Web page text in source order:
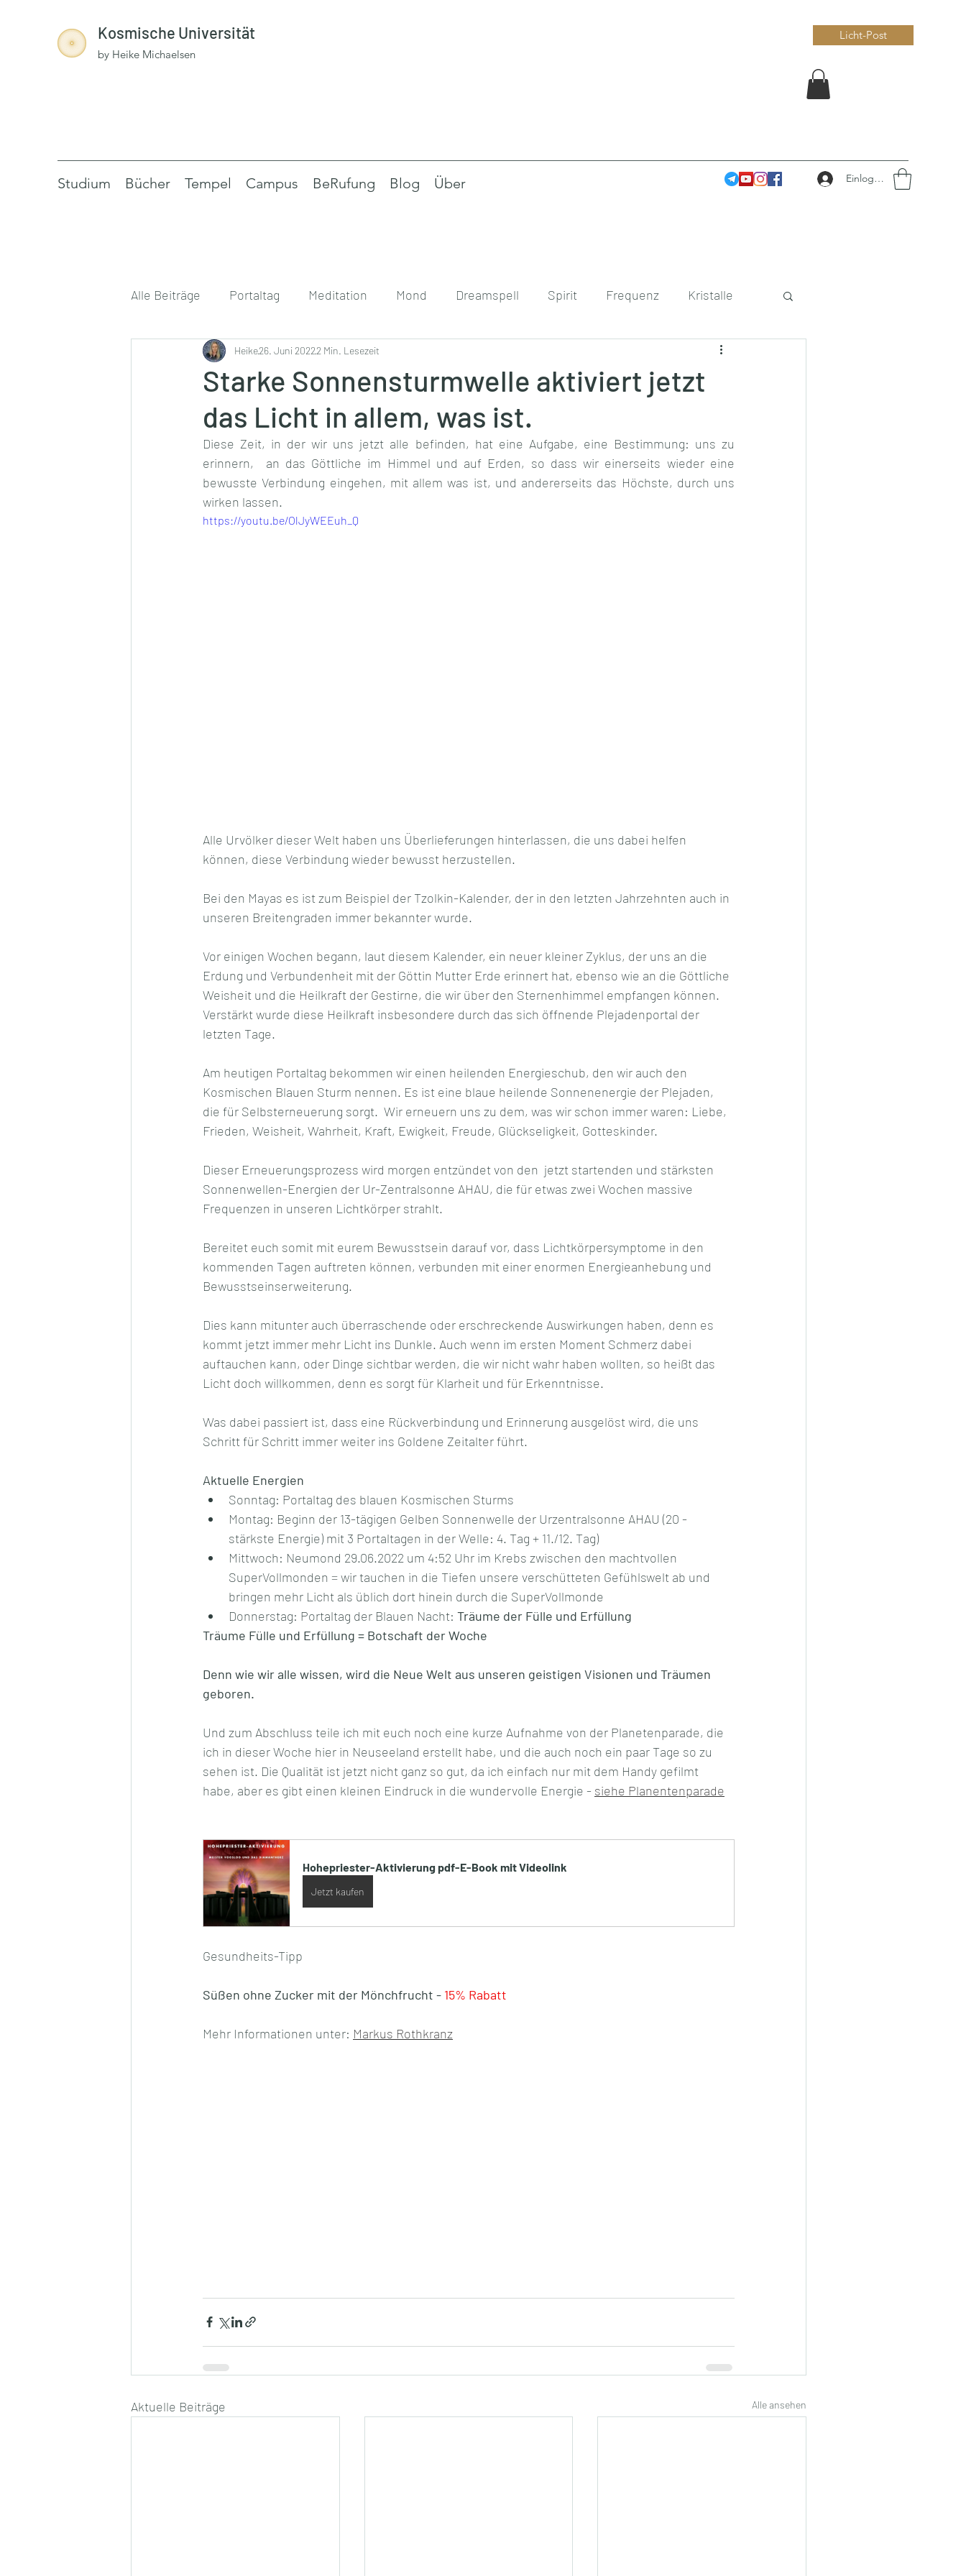
Kosmische Universität
by Heike Michaelsen
Licht-Post
Studium Bücher Tempel Campus BeRufung Blog Über Einloggen
Alle Beiträge Portaltag Meditation Mond Dreamspell Spirit Frequenz Kristalle
Ernährung
Starke Sonnensturmwelle aktiviert jetzt
das Licht in allem, was ist.
Heike26. Juni 20222 Min. Lesezeit
Diese Zeit, in der wir uns jetzt alle befinden, hat eine Aufgabe, eine Bestimmung: uns zu
erinnern,  an das Göttliche im Himmel und auf Erden, so dass wir einerseits wieder eine
bewusste Verbindung eingehen, mit allem was ist, und andererseits das Höchste, durch uns
wirken lassen.
https://youtu.be/OlJyWEEuh_Q
Alle Urvölker dieser Welt haben uns Überlieferungen hinterlassen, die uns dabei helfen
können, diese Verbindung wieder bewusst herzustellen.
Bei den Mayas es ist zum Beispiel der Tzolkin-Kalender, der in den letzten Jahrzehnten auch in
unseren Breitengraden immer bekannter wurde.
Vor einigen Wochen begann, laut diesem Kalender, ein neuer kleiner Zyklus, der uns an die
Erdung und Verbundenheit mit der Göttin Mutter Erde erinnert hat, ebenso wie an die Göttliche
Weisheit und die Heilkraft der Gestirne, die wir über den Sternenhimmel empfangen können.
Verstärkt wurde diese Heilkraft insbesondere durch das sich öffnende Plejadenportal der
letzten Tage.
Am heutigen Portaltag bekommen wir einen heilenden Energieschub, den wir auch den
Kosmischen Blauen Sturm nennen. Es ist eine blaue heilende Sonnenenergie der Plejaden,
die für Selbsterneuerung sorgt.  Wir erneuern uns zu dem, was wir schon immer waren: Liebe,
Frieden, Weisheit, Wahrheit, Kraft, Ewigkeit, Freude, Glückseligkeit, Gotteskinder.
Dieser Erneuerungsprozess wird morgen entzündet von den  jetzt startenden und stärksten
Sonnenwellen-Energien der Ur-Zentralsonne AHAU, die für etwas zwei Wochen massive
Frequenzen in unseren Lichtkörper strahlt.
Bereitet euch somit mit eurem Bewusstsein darauf vor, dass Lichtkörpersymptome in den
kommenden Tagen auftreten können, verbunden mit einer enormen Energieanhebung und
Bewusstseinserweiterung.
Dies kann mitunter auch überraschende oder erschreckende Auswirkungen haben, denn es
kommt jetzt immer mehr Licht ins Dunkle. Auch wenn im ersten Moment Schmerz dabei
auftauchen kann, oder Dinge sichtbar werden, die wir nicht wahr haben wollten, so heißt das
Licht doch willkommen, denn es sorgt für Klarheit und für Erkenntnisse.
Was dabei passiert ist, dass eine Rückverbindung und Erinnerung ausgelöst wird, die uns
Schritt für Schritt immer weiter ins Goldene Zeitalter führt.
Aktuelle Energien
Sonntag: Portaltag des blauen Kosmischen Sturms
Montag: Beginn der 13-tägigen Gelben Sonnenwelle der Urzentralsonne AHAU (20 -
stärkste Energie) mit 3 Portaltagen in der Welle: 4. Tag + 11./12. Tag)
Mittwoch: Neumond 29.06.2022 um 4:52 Uhr im Krebs zwischen den machtvollen
SuperVollmonden = wir tauchen in die Tiefen unsere verschütteten Gefühlswelt ab und
bringen mehr Licht als üblich dort hinein durch die SuperVollmonde
Donnerstag: Portaltag der Blauen Nacht: Träume der Fülle und Erfüllung
Träume Fülle und Erfüllung = Botschaft der Woche
Denn wie wir alle wissen, wird die Neue Welt aus unseren geistigen Visionen und Träumen
geboren.
Und zum Abschluss teile ich mit euch noch eine kurze Aufnahme von der Planetenparade, die
ich in dieser Woche hier in Neuseeland erstellt habe, und die auch noch ein paar Tage so zu
sehen ist. Die Qualität ist jetzt nicht ganz so gut, da ich einfach nur mit dem Handy gefilmt
habe, aber es gibt einen kleinen Eindruck in die wundervolle Energie - siehe Planentenparade
Hohepriester-Aktivierung pdf-E-Book mit Videolink
Jetzt kaufen
Gesundheits-Tipp
Süßen ohne Zucker mit der Mönchfrucht - 15% Rabatt
Mehr Informationen unter: Markus Rothkranz
Aktuelle Beiträge Alle ansehen